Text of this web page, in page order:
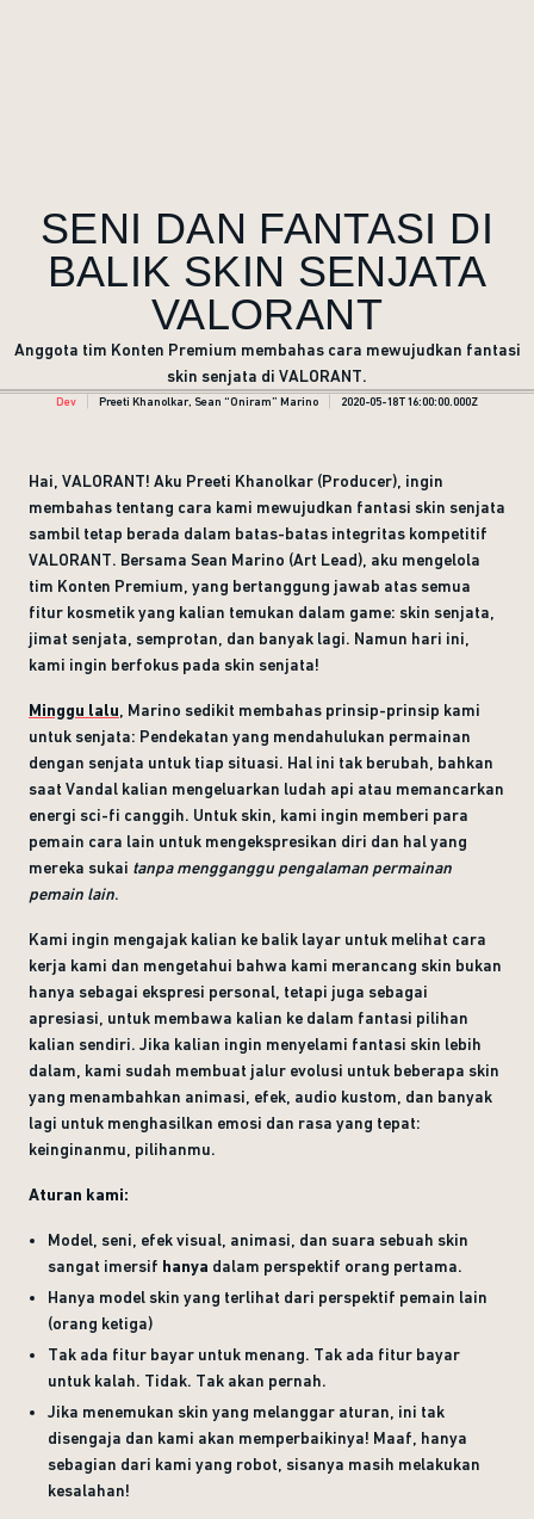
SENI DAN FANTASI DI
BALIK SKIN SENJATA
VALORANT
Anggota tim Konten Premium membahas cara mewujudkan fantasi
skin senjata di VALORANT.
Dev Preeti Khanolkar, Sean “Oniram” Marino 2020-05-18T16:00:00.000Z
Hai, VALORANT! Aku Preeti Khanolkar (Producer), ingin
membahas tentang cara kami mewujudkan fantasi skin senjata
sambil tetap berada dalam batas-batas integritas kompetitif
VALORANT. Bersama Sean Marino (Art Lead), aku mengelola
tim Konten Premium, yang bertanggung jawab atas semua
fitur kosmetik yang kalian temukan dalam game: skin senjata,
jimat senjata, semprotan, dan banyak lagi. Namun hari ini,
kami ingin berfokus pada skin senjata!
Minggu lalu , Marino sedikit membahas prinsip-prinsip kami
untuk senjata: Pendekatan yang mendahulukan permainan
dengan senjata untuk tiap situasi. Hal ini tak berubah, bahkan
saat Vandal kalian mengeluarkan ludah api atau memancarkan
energi sci-fi canggih. Untuk skin, kami ingin memberi para
pemain cara lain untuk mengekspresikan diri dan hal yang
mereka sukai tanpa mengganggu pengalaman permainan
pemain lain.
Kami ingin mengajak kalian ke balik layar untuk melihat cara
kerja kami dan mengetahui bahwa kami merancang skin bukan
hanya sebagai ekspresi personal, tetapi juga sebagai
apresiasi, untuk membawa kalian ke dalam fantasi pilihan
kalian sendiri. Jika kalian ingin menyelami fantasi skin lebih
dalam, kami sudah membuat jalur evolusi untuk beberapa skin
yang menambahkan animasi, efek, audio kustom, dan banyak
lagi untuk menghasilkan emosi dan rasa yang tepat:
keinginanmu, pilihanmu.
Aturan kami:
Model, seni, efek visual, animasi, dan suara sebuah skin
sangat imersif hanya dalam perspektif orang pertama.
Hanya model skin yang terlihat dari perspektif pemain lain
(orang ketiga)
Tak ada fitur bayar untuk menang. Tak ada fitur bayar
untuk kalah. Tidak. Tak akan pernah.
Jika menemukan skin yang melanggar aturan, ini tak
disengaja dan kami akan memperbaikinya! Maaf, hanya
sebagian dari kami yang robot, sisanya masih melakukan
kesalahan!